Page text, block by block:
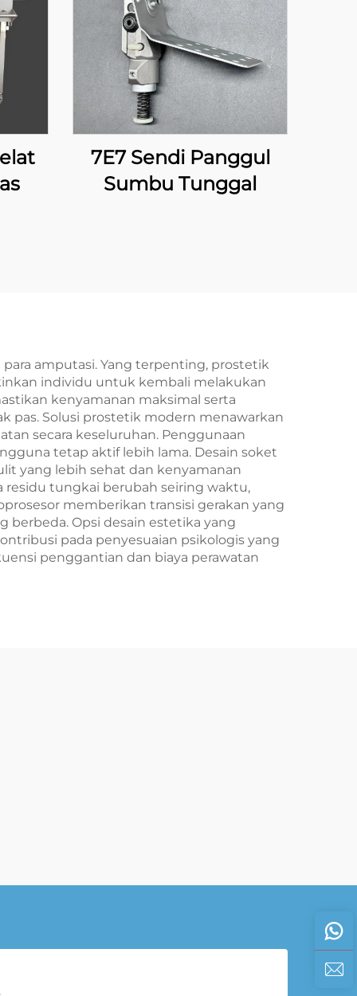
7E7 Sendi Panggul
Sumbu Tunggal
amputasi. Yang terpenting, prostetik
individu untuk kembali melakukan
kenyamanan maksimal serta
pas. Solusi prostetik modern menawarkan
secara keseluruhan. Penggunaan
tetap aktif lebih lama. Desain soket
yang lebih sehat dan kenyamanan
tungkai berubah seiring waktu,
memberikan transisi gerakan yang
berbeda. Opsi desain estetika yang
pada penyesuaian psikologis yang
penggantian dan biaya perawatan